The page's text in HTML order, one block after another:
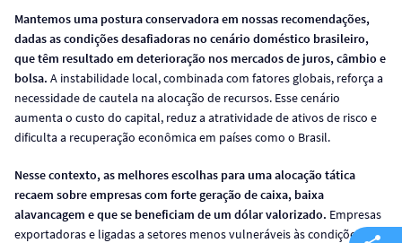
Mantemos uma postura conservadora em nossas recomendações,
dadas as condições desafiadoras no cenário doméstico brasileiro,
que têm resultado em deterioração nos mercados de juros, câmbio e
bolsa. A instabilidade local, combinada com fatores globais, reforça a
necessidade de cautela na alocação de recursos. Esse cenário
aumenta o custo do capital, reduz a atratividade de ativos de risco e
dificulta a recuperação econômica em países como o Brasil.
Nesse contexto, as melhores escolhas para uma alocação tática
recaem sobre empresas com forte geração de caixa, baixa
alavancagem e que se beneficiam de um dólar valorizado. Empresas
exportadoras e ligadas a setores menos vulneráveis às condições